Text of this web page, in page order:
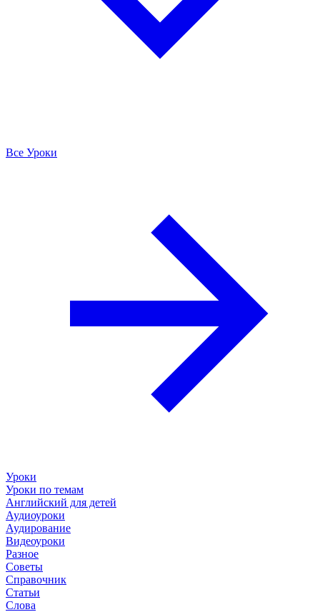
Все Уроки
Уроки
Уроки по темам
Английский для детей
Аудиоуроки
Аудирование
Видеоуроки
Разное
Советы
Справочник
Статьи
Слова